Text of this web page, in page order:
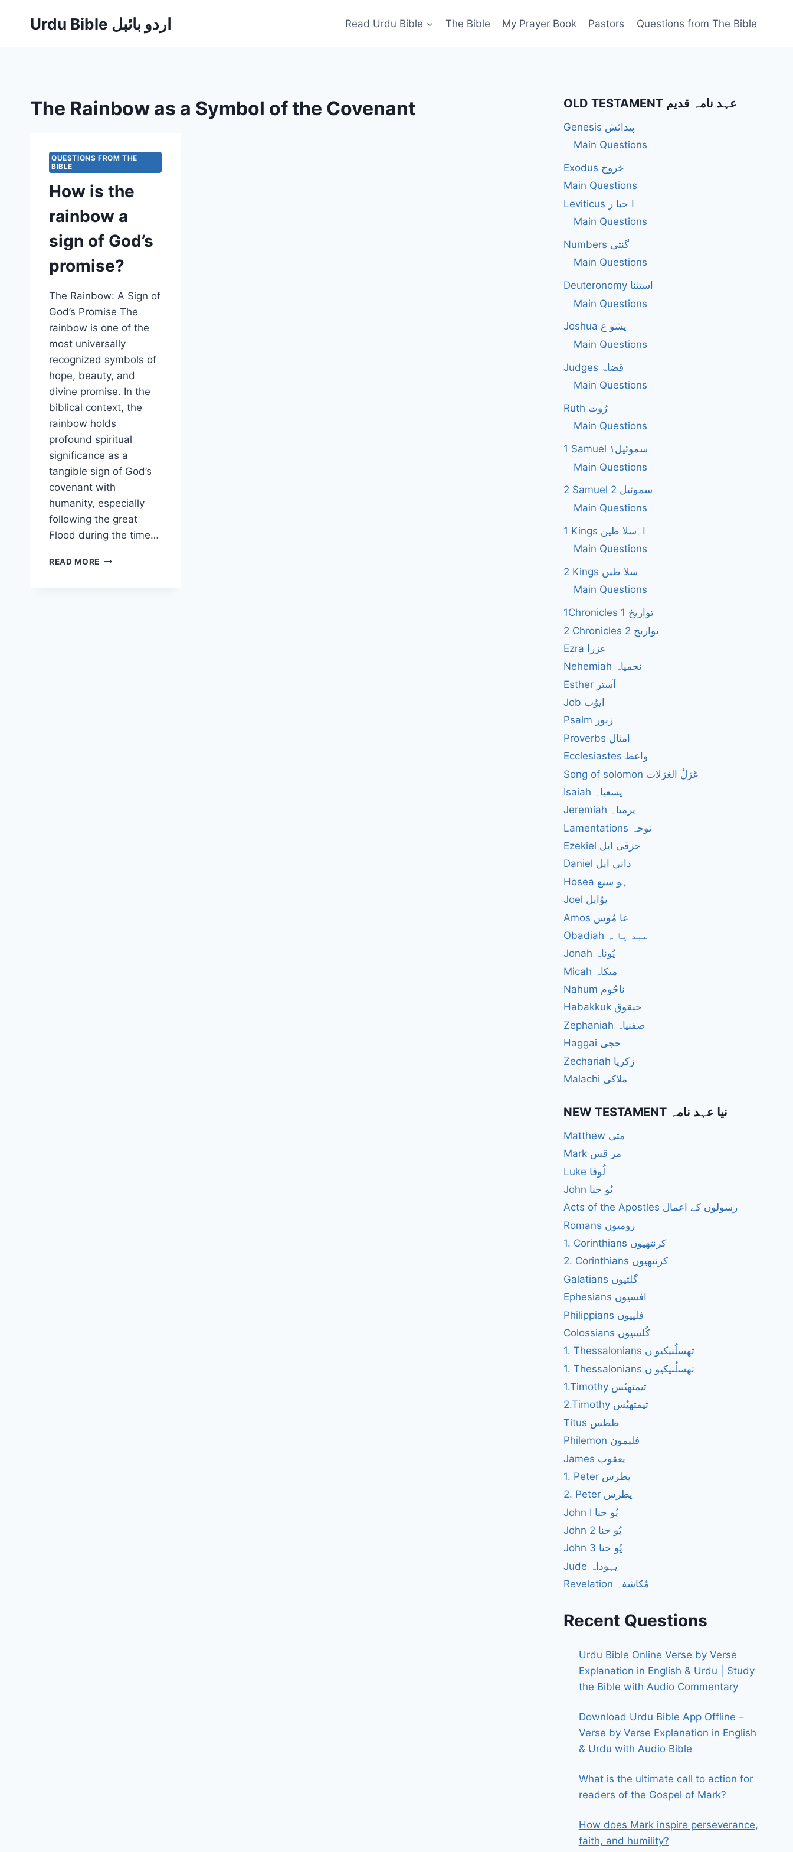
Urdu Bible اردو بائبل Read Urdu Bible The Bible My Prayer Book Pastors Questions from The Bible
The Rainbow as a Symbol of the Covenant
QUESTIONS FROM THE
BIBLE
How is the
rainbow a
sign of God’s
promise?
The Rainbow: A Sign of
God’s Promise The
rainbow is one of the
most universally
recognized symbols of
hope, beauty, and
divine promise. In the
biblical context, the
rainbow holds
profound spiritual
significance as a
tangible sign of God’s
covenant with
humanity, especially
following the great
Flood during the time…
READ MORE HOW
OLD TESTAMENT عہد نامہ قدیم
Genesis پیدائش
Main Questions
Exodus خروج
Main Questions
Leviticus ا حبا ر
Main Questions
Numbers گنتی
Main Questions
Deuteronomy استثنا
Main Questions
Joshua یشو ع
Main Questions
Judges قضاۃ
Main Questions
Ruth رُوت
Main Questions
1 Samuel سموئیل۱
Main Questions
2 Samuel 2 سموئیل
Main Questions
1 Kings ا۔سلا طین
Main Questions
2 Kings سلا طین
Main Questions
1Chronicles 1 تواریخ
2 Chronicles 2 تواریخ
Ezra عزرا
Nehemiah نحمیاہ
Esther آستر
Job ایوُب
Psalm زبور
Proverbs امثال
Ecclesiastes واعظ
Song of solomon غزلُ الغزلات
Isaiah یسعیاہ
Jeremiah یرمیاہ
Lamentations نوحہ
Ezekiel حزقی ایل
Daniel دانی ایل
Hosea ہو سیع
Joel یوُایل
Amos عا مُوس
Obadiah عبد یا ہ
Jonah یُوناہ
Micah میکاہ
Nahum ناحُوم
Habakkuk حبقوق
Zephaniah صفنیاہ
Haggai حجی
Zechariah زکریا
Malachi ملاکی
NEW TESTAMENT نیا عہد نامہ
Matthew متی
Mark مر قس
Luke لُوقا
John یُو حنا
Acts of the Apostles رسولوں کے اعمال
Romans رومیوں
1. Corinthians کرنتھیوں
2. Corinthians کرنتھیوں
Galatians گلتیوں
Ephesians افسیوں
Philippians فلپیوں
Colossians کُلسیوں
1. Thessalonians تھسلُنیکیو ں
1. Thessalonians تھسلُنیکیو ں
1.Timothy تیمتھیُس
2.Timothy تیمتھیُس
Titus ططس
Philemon فلیمون
James یعقوب
1. Peter پطرس
2. Peter پطرس
John I یُو حنا
John 2 یُو حنا
John 3 یُو حنا
Jude یہوداہ
Revelation مُکاشفہ
Recent Questions
Urdu Bible Online Verse by Verse
Explanation in English & Urdu | Study
the Bible with Audio Commentary
Download Urdu Bible App Offline –
Verse by Verse Explanation in English
& Urdu with Audio Bible
What is the ultimate call to action for
readers of the Gospel of Mark?
How does Mark inspire perseverance,
faith, and humility?